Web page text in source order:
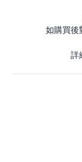
如購買後
詳